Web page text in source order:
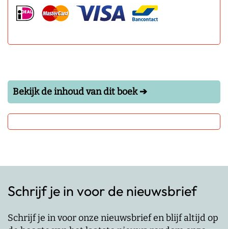
Bekijk de inhoud van dit boek ➔
Schrijf je in voor de nieuwsbrief
Schrijf je in voor onze nieuwsbrief en blijf altijd op